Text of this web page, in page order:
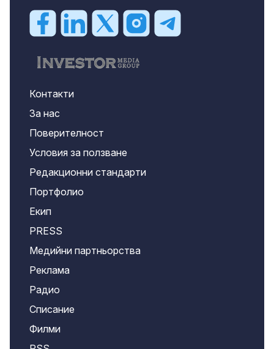
Контакти
За нас
Поверителност
Условия за ползване
Редакционни стандарти
Портфолио
Екип
PRESS
Медийни партньорства
Реклама
Радио
Списание
Филми